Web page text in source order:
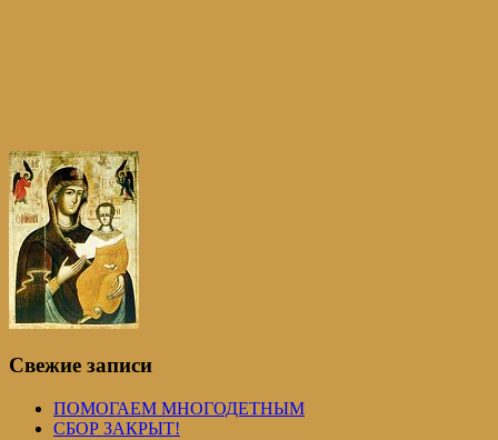
Свежие записи
ПОМОГАЕМ МНОГОДЕТНЫМ
СБОР ЗАКРЫТ!